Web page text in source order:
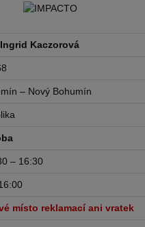
Ingrid Kaczorová
– Nový Bohumín
– 16:30
místo reklamací ani vratek